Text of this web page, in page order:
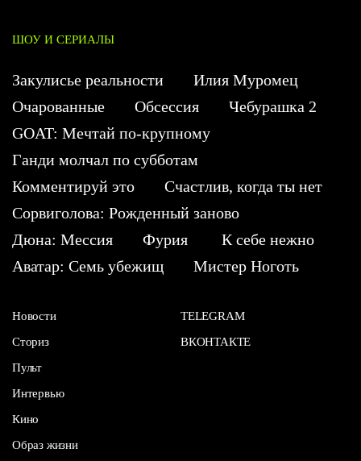
ШОУ И СЕРИАЛЫ
Закулисье реальности
Илия Муромец
Очарованные
Обсессия
Чебурашка 2
GOAT: Мечтай по-крупному
Ганди молчал по субботам
Комментируй это
Счастлив, когда ты нет
Сорвиголова: Рожденный заново
Дюна: Мессия
Фурия
К себе нежно
Аватар: Семь убежищ
Мистер Ноготь
Новости
Сториз
Пульт
Интервью
Кино
Образ жизни
TELEGRAM
ВКОНТАКТЕ